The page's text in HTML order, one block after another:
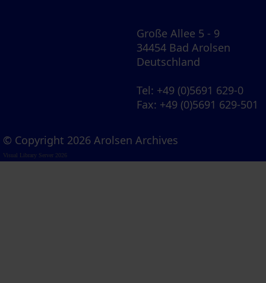
Große Allee 5 - 9
34454 Bad Arolsen
Deutschland
Tel: +49 (0)5691 629-0
Fax: +49 (0)5691 629-501
© Copyright 2026 Arolsen Archives
Visual Library Server 2026